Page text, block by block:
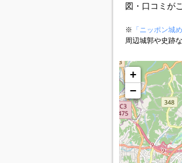
図・口コミが
※ 「ニッポン城
周辺城郭や史跡
+
−